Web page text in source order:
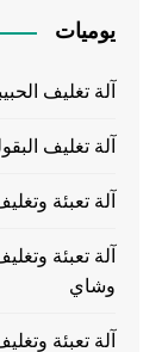
يوميات
آلة تغليف
آلة تغليف
آلة تعبئة
آلة تعبئة
وشاي
آلة تعبئة